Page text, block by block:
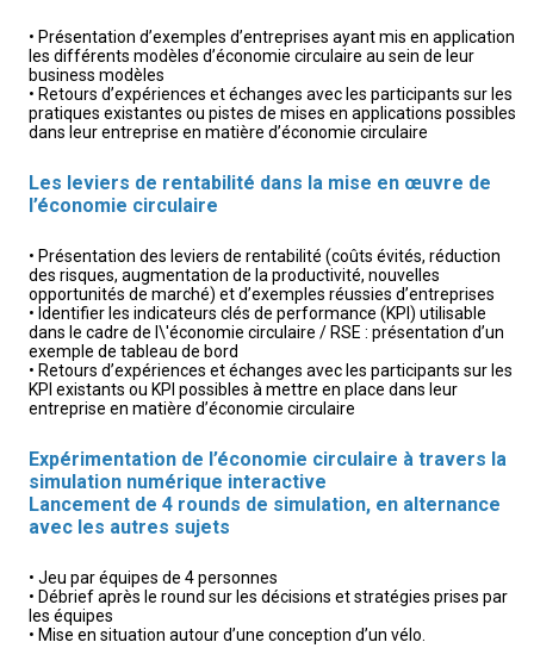
• Présentation d’exemples d’entreprises ayant mis en application
les différents modèles d’économie circulaire au sein de leur
business modèles
• Retours d’expériences et échanges avec les participants sur les
pratiques existantes ou pistes de mises en applications possibles
dans leur entreprise en matière d’économie circulaire
Les leviers de rentabilité dans la mise en œuvre de
l’économie circulaire
• Présentation des leviers de rentabilité (coûts évités, réduction
des risques, augmentation de la productivité, nouvelles
opportunités de marché) et d’exemples réussies d’entreprises
• Identifier les indicateurs clés de performance (KPI) utilisable
dans le cadre de l\'économie circulaire / RSE : présentation d’un
exemple de tableau de bord
• Retours d’expériences et échanges avec les participants sur les
KPI existants ou KPI possibles à mettre en place dans leur
entreprise en matière d’économie circulaire
Expérimentation de l’économie circulaire à travers la
simulation numérique interactive
Lancement de 4 rounds de simulation, en alternance
avec les autres sujets
• Jeu par équipes de 4 personnes
• Débrief après le round sur les décisions et stratégies prises par
les équipes
• Mise en situation autour d’une conception d’un vélo.